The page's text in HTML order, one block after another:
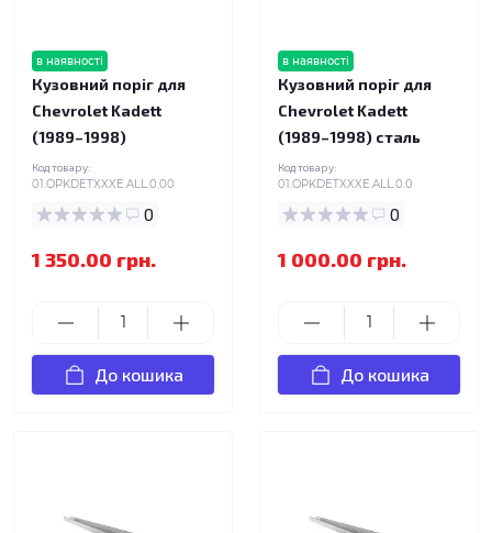
в наявності
Кузовний поріг для
Chevrolet Kadett
(1989–1998)
Код товару:
01.OPKDETXXXE.ALL.0.00
0
1 350.00 грн.
До кошика
в наявності
Кузовний поріг для
Chevrolet Kadett
(1989–1998) сталь
Код товару:
01.OPKDETXXXE.ALL.0.0
0
1 000.00 грн.
До кошика